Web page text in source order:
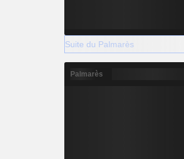
Suite du Palmarès
Palmarès